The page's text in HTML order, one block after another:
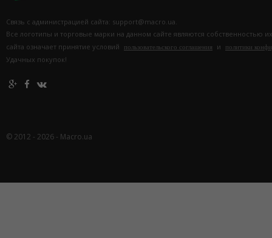
Связь с администрацией сайта: support@macro.ua.
Все логотипы и торговые марки на данном сайте являются собственностью
сайта означает принятие условий
пользовательского соглашения и политики
Удачных покупок!
© 2012 - 2026 - Macro.ua